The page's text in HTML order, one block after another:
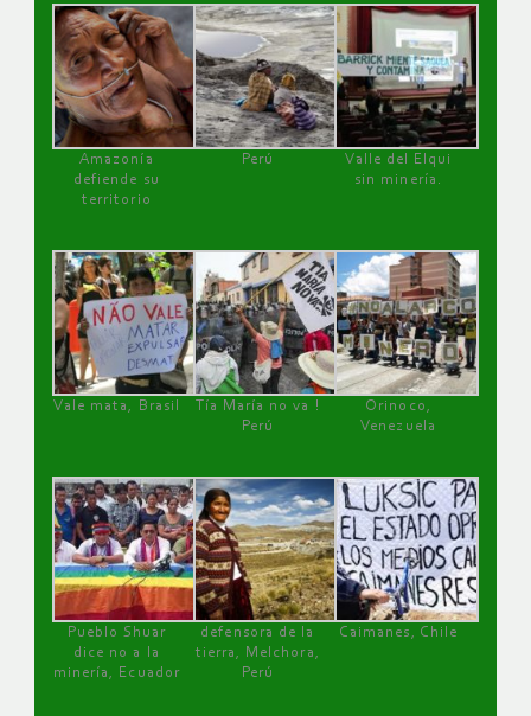
Amazonía
defiende su
territorio
Perú
Valle del Elqui
sin minería.
Vale mata, Brasil
Tía María no va !
Perú
Orinoco,
Venezuela
Pueblo Shuar
dice no a la
minería, Ecuador
defensora de la
tierra, Melchora,
Perú
Caimanes, Chile